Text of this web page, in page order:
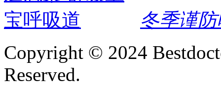
冬季谨
Copyright © 2024
Reserved.